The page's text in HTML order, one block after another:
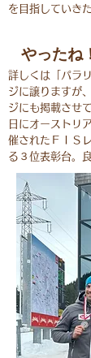
を目指していき
やったね
詳しくは「パラ
ジに譲りますが
ジにも掲載させ
日にオーストリ
催されたＦＩＳ
る３位表彰台。